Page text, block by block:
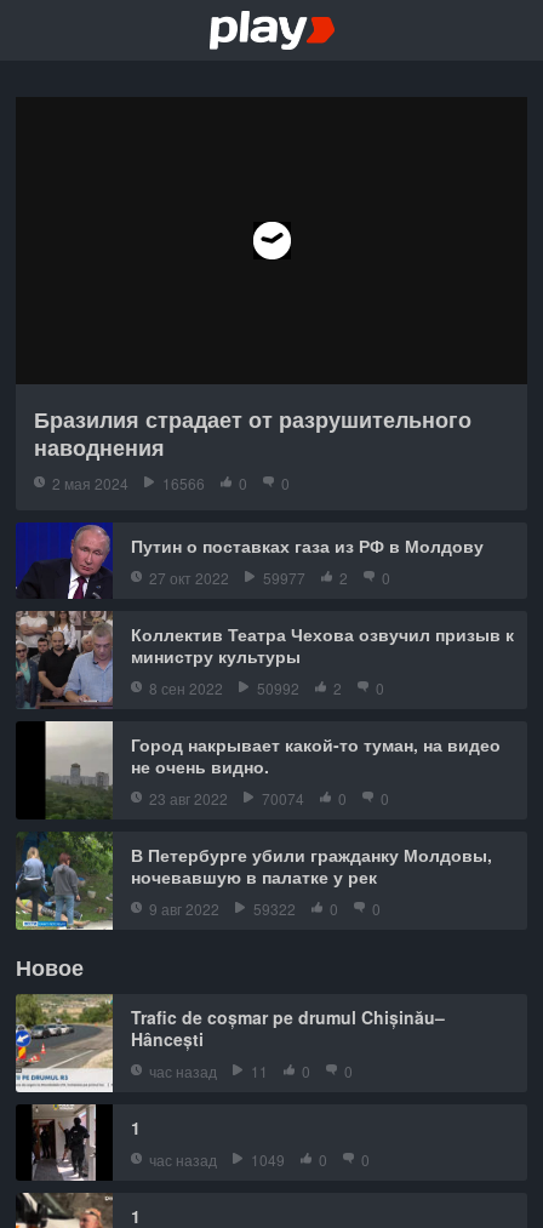
Бразилия страдает от разрушительного
наводнения
2 мая 2024 16566 0 0
Путин о поставках газа из РФ в Молдову
27 окт 2022 59977 2 0
Коллектив Театра Чехова озвучил призыв к
министру культуры
8 сен 2022 50992 2 0
Город накрывает какой-то туман, на видео
не очень видно.
23 авг 2022 70074 0 0
В Петербурге убили гражданку Молдовы,
ночевавшую в палатке у рек
9 авг 2022 59322 0 0
Новое
Trafic de coșmar pe drumul Chișinău–
Hâncești
час назад 11 0 0
1
час назад 1049 0 0
1